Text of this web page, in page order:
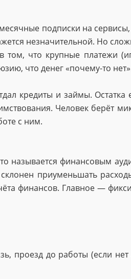
подписки на
незначительной. Но
что крупные платежи
что денег «почему-то
кредиты и займы. Остатка
Человек берёт
с ним.
называется финансовым
приуменьшать
финансов. Главное —
проезд до работы (если нет